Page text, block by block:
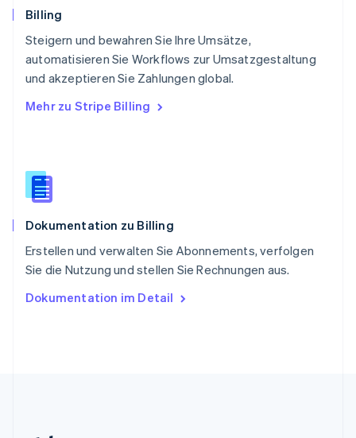
Billing
Steigern und bewahren Sie Ihre Umsätze,
automatisieren Sie Workflows zur Umsatzgestaltung
und akzeptieren Sie Zahlungen global.
Mehr zu Stripe Billing
Dokumentation zu Billing
Erstellen und verwalten Sie Abonnements, verfolgen
Sie die Nutzung und stellen Sie Rechnungen aus.
Dokumentation im Detail
Schweiz
Deutsch
Singapur
English简体中文
Slowakei
English
Slowenien
English
Spanien
Thailand
Tschechische Republik
English
English